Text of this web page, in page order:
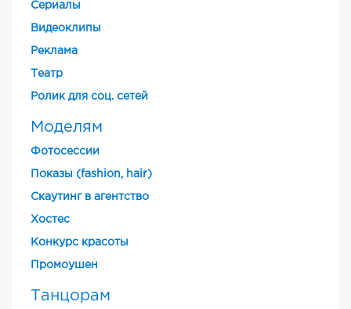
Cериалы
Видеоклипы
Реклама
Театр
Ролик для соц. сетей
Моделям
Фотосессии
Показы (fashion, hair)
Скаутинг в агентство
Хостес
Конкурс красоты
Промоушен
Танцорам